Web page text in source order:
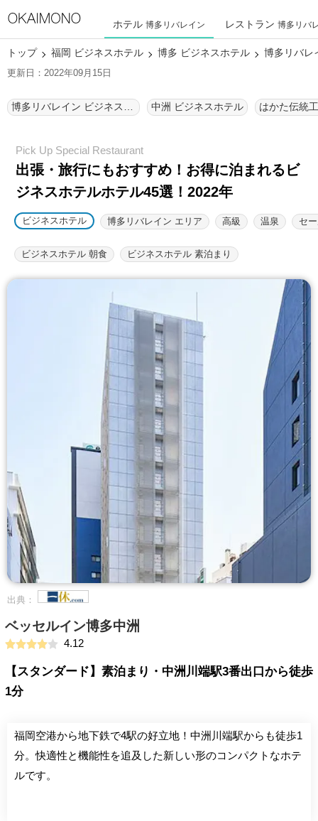
ホテル 博多リバレイン レストラン 博多リバ
トップ 福岡 ビジネスホテル 博多 ビジネスホテル 博多リバレ
更新日：2022年09月15日
中洲 ビジネスホテル
出張・旅行にもおすすめ！お得に泊まれるビ
ジネスホテルホテル45選！2022年
ビジネスホテル 博多リバレイン エリア 高級 温泉 セ
ビジネスホテル 朝食 ビジネスホテル 素泊まり
出典：
ベッセルイン博多中洲
4.12
【スタンダード】素泊まり・中洲川端駅3番出口から徒歩
1分
福岡空港から地下鉄で4駅の好立地！中洲川端駅からも徒歩1
分。快適性と機能性を追及した新しい形のコンパクトなホテ
ルです。